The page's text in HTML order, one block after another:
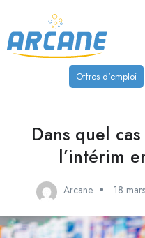
Offres d'emploi
Dans quel
l’intérim
Arcane 18